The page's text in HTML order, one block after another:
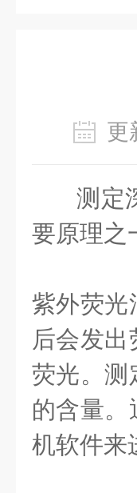
测定
要原理之
紫外荧光
后会发
荧光。测
的含量
机软件来